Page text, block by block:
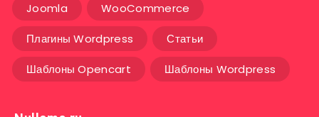
Joomla WooCommerce
Плагины Wordpress Статьи
Шаблоны Opencart Шаблоны Wordpress